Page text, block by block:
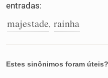
entradas:
majestade, rainha
Estes sinônimos foram úteis?